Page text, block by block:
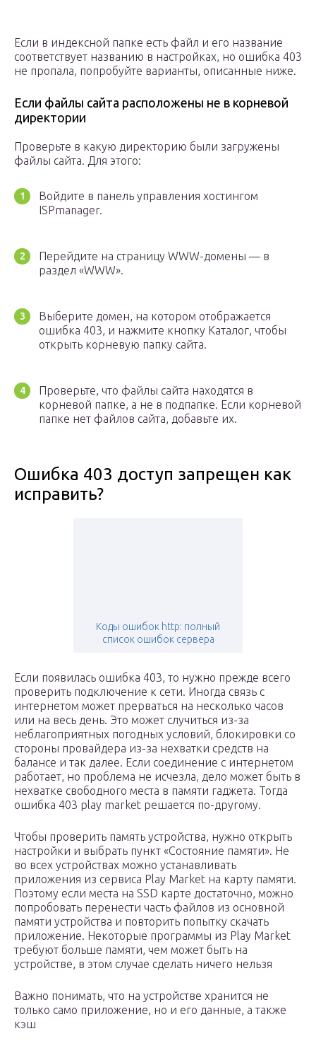
Если в индексной папке есть файл и его название
соответствует названию в настройках, но ошибка 403
не пропала, попробуйте варианты, описанные ниже.
Если файлы сайта расположены не в корневой
директории
Проверьте в какую директорию были загружены
файлы сайта. Для этого:
Войдите в панель управления хостингом
ISPmanager.
Перейдите на страницу WWW-домены — в
раздел «WWW».
Выберите домен, на котором отображается
ошибка 403, и нажмите кнопку Каталог, чтобы
открыть корневую папку сайта.
Проверьте, что файлы сайта находятся в
корневой папке, а не в подпапке. Если корневой
папке нет файлов сайта, добавьте их.
Ошибка 403 доступ запрещен как
исправить?
Коды ошибок http: полный
список ошибок сервера
Если появилась ошибка 403, то нужно прежде всего
проверить подключение к сети. Иногда связь с
интернетом может прерваться на несколько часов
или на весь день. Это может случиться из-за
неблагоприятных погодных условий, блокировки со
стороны провайдера из-за нехватки средств на
балансе и так далее. Если соединение с интернетом
работает, но проблема не исчезла, дело может быть в
нехватке свободного места в памяти гаджета. Тогда
ошибка 403 play market решается по-другому.
Чтобы проверить память устройства, нужно открыть
настройки и выбрать пункт «Состояние памяти». Не
во всех устройствах можно устанавливать
приложения из сервиса Play Market на карту памяти.
Поэтому если места на SSD карте достаточно, можно
попробовать перенести часть файлов из основной
памяти устройства и повторить попытку скачать
приложение. Некоторые программы из Play Market
требуют больше памяти, чем может быть на
устройстве, в этом случае сделать ничего нельзя
Важно понимать, что на устройстве хранится не
только само приложение, но и его данные, а также
кэш